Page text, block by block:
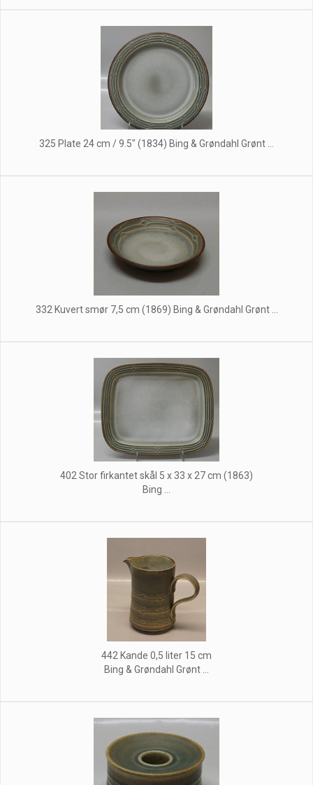
325 Plate 24 cm / 9.5" (1834) Bing & Grøndahl Grønt ...
332 Kuvert smør 7,5 cm (1869) Bing & Grøndahl Grønt ...
402 Stor firkantet skål 5 x 33 x 27 cm (1863)
Bing ...
442 Kande 0,5 liter 15 cm
Bing & Grøndahl Grønt ...